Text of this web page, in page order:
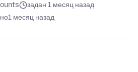
задан 1 месяц назад
1 месяц назад